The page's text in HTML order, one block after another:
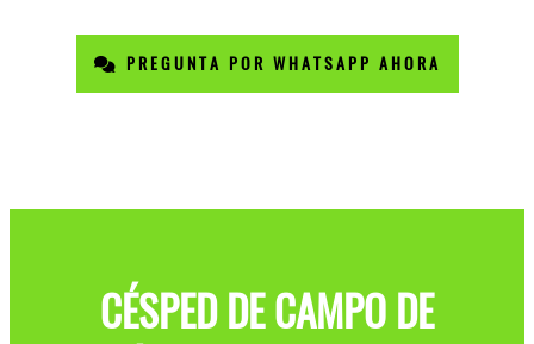
PREGUNTA POR WHATSAPP AHORA
CÉSPED DE CAMPO DE